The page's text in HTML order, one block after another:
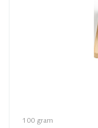
100 gram